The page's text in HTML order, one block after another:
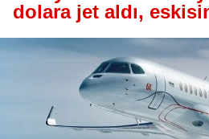
dolara jet aldı,